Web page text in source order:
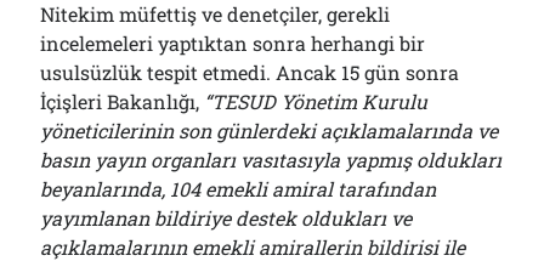
Nitekim müfettiş ve denetçiler, gerekli
incelemeleri yaptıktan sonra herhangi bir
usulsüzlük tespit etmedi. Ancak 15 gün sonra
İçişleri Bakanlığı, “TESUD Yönetim Kurulu
yöneticilerinin son günlerdeki açıklamalarında ve
basın yayın organları vasıtasıyla yapmış oldukları
beyanlarında, 104 emekli amiral tarafından
yayımlanan bildiriye destek oldukları ve
açıklamalarının emekli amirallerin bildirisi ile